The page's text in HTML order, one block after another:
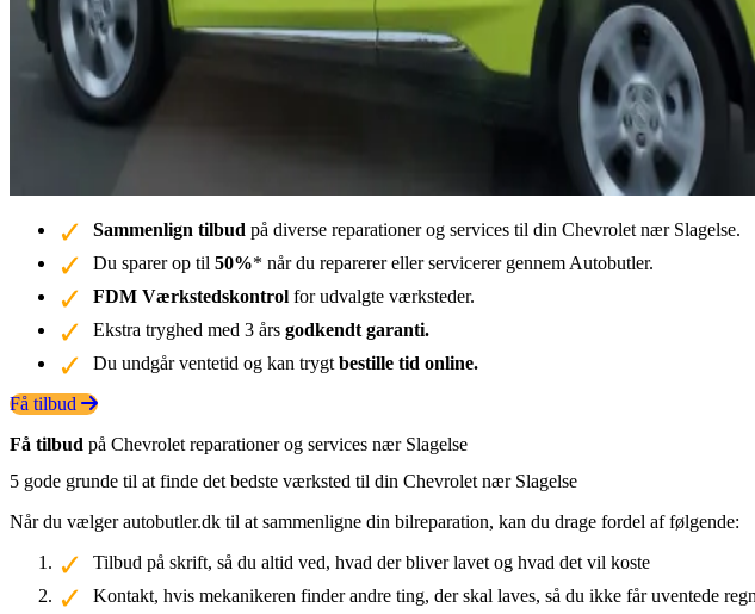
Sammenlign tilbud på diverse reparationer og services til din Chevrolet nær Slagelse.
Du sparer op til 50%* når du reparerer eller servicerer gennem Autobutler.
FDM Værkstedskontrol for udvalgte værksteder.
Ekstra tryghed med 3 års godkendt garanti.
Du undgår ventetid og kan trygt bestille tid online.
Få tilbud
Få tilbud på Chevrolet reparationer og services nær Slagelse
5 gode grunde til at finde det bedste værksted til din Chevrolet nær Slagelse
Når du vælger autobutler.dk til at sammenligne din bilreparation, kan du drage fordel af følgende:
Tilbud på skrift, så du altid ved, hvad der bliver lavet og hvad det vil koste
Kontakt, hvis mekanikeren finder andre ting, der skal laves, så du ikke får uventede